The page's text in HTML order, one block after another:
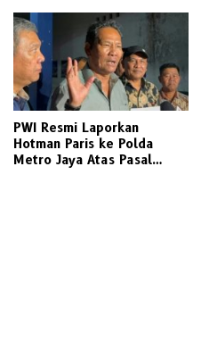
Influence
PWI Resmi Laporkan
Hotman Paris ke Polda
Metro Jaya Atas Pasal